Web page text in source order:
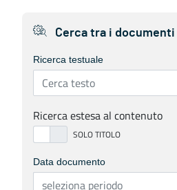
Cerca tra i documenti
Ricerca testuale
Ricerca estesa al contenuto
Data documento